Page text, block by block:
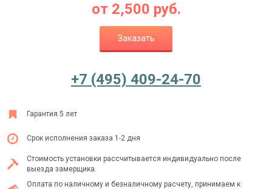
Ежедневно с 08:00 до 24:00
от 2,500 руб.
Заказать
+7 (495) 409-24-70
Гарантия 5 лет
Срок исполнения заказа 1-2 дня
Стоимость установки рассчитывается индивидуально после
выезда замерщика.
Оплата по наличному и безналичному расчету, принимаем к